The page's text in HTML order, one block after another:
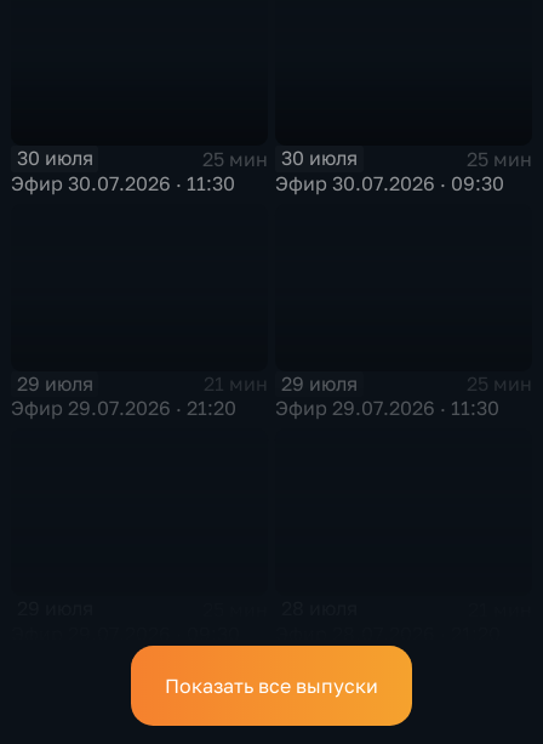
30 июля
25 мин
Эфир 30.07.2026 · 11:30
30 июля
25 мин
Эфир 30.07.2026 · 09:30
29 июля
21 мин
Эфир 29.07.2026 · 21:20
29 июля
25 мин
Эфир 29.07.2026 · 11:30
Показать все выпуски